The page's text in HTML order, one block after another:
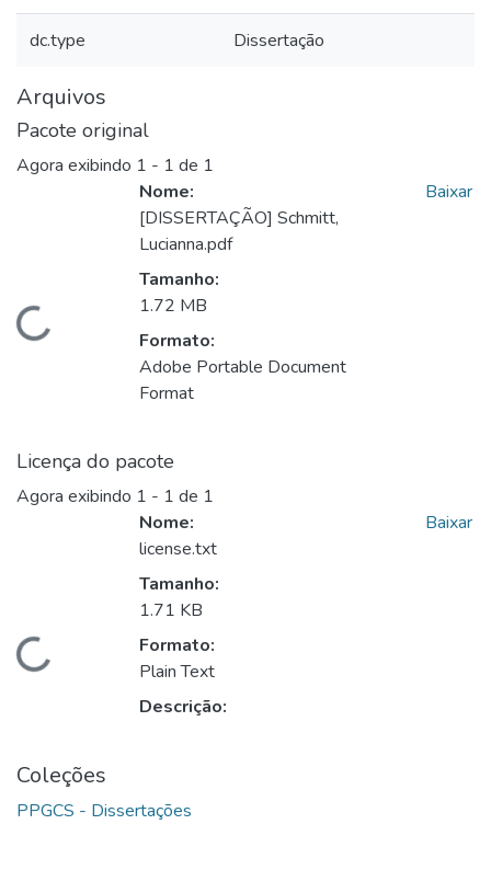
dc.type Dissertação
Arquivos
Pacote original
Agora exibindo 1 - 1 de 1
Carregando...
Nome:
[DISSERTAÇÃO] Schmitt,
Lucianna.pdf
Tamanho:
1.72 MB
Formato:
Adobe Portable Document
Format
Baixar
Licença do pacote
Agora exibindo 1 - 1 de 1
Carregando...
Nome:
license.txt
Tamanho:
1.71 KB
Formato:
Plain Text
Descrição:
Baixar
Coleções
PPGCS - Dissertações